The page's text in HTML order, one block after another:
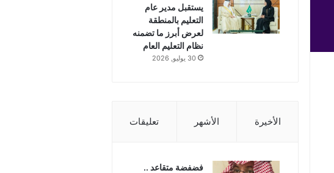
يستقبل مدير عام
التعليم بالمنطقة
لعرض أبرز ما تضمنه
نظام التعليم العام
30 يوليو, 2026
الأخيرة الأشهر تعليقات
فضفضة متقاعد ..